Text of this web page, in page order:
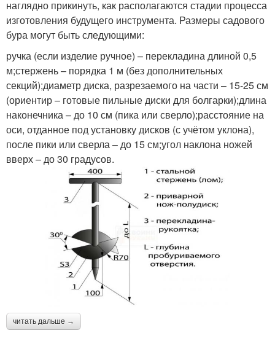
наглядно прикинуть, как располагаются стадии процесса
изготовления будущего инструмента. Размеры садового
бура могут быть следующими:
ручка (если изделие ручное) – перекладина длиной 0,5
м;стержень – порядка 1 м (без дополнительных
секций);диаметр диска, разрезаемого на части – 15-25 см
(ориентир – готовые пильные диски для болгарки);длина
наконечника – до 10 см (пика или сверло);расстояние на
оси, отданное под установку дисков (с учётом уклона),
после пики или сверла – до 15 см;угол наклона ножей
вверх – до 30 градусов.
читать дальше →